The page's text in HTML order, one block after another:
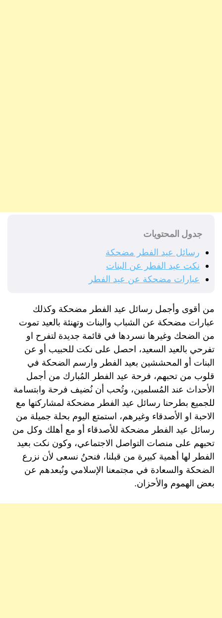
جدول المحتويات
رسائل عيد الفطر مضحكة
نكت عيد الفطر عن البنات
عبارات مضحكة عن عيد الفطر
من أقوى وأجمل رسائل عيد الفطر مضحكة وكذلك
عبارات مضحكة عن الشباب والبنات وتهنئة بالعيد تموت
من الضحك وغيرها نسردها في قائمة جديدة لتفرح او
تفرحي بالعيد السعيد، احصل على نكت للحبيب أو عن
البنات أو المحششين بعيد الفطر وارسم الضحكة في
قلوب من تحبهم، فرحة عيد الفطر المُبارك من أجمل
الأحداث عند المُسلمين، وتُحب أن نُضيف فرحة وابتسامة
للجميع بطرحنا رسائل عيد الفطر مضحكة لمشاركتها مع
الاحبة او الأصدقاء وغيرهم، استمتع اليوم بحلة جميلة من
رسائل عيد الفطر مضحكة للأصدقاء أو مع أهلك وكل من
تحبهم على منصات التواصل الاجتماعي، وكون نكت بعيد
الفطر لها أهمية كبيرة من قبلنا، فنحنُ نسعى لأن نزرع
الضحكة والسعادة في مجتمعنا الإسلامي ونُبعدهم عن
بعض الهموم والأحزان.